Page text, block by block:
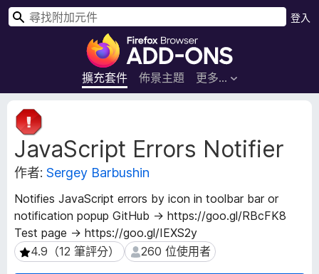
F
r
e
x
瀏
器
附
加
元
件
擴充套件 佈景主題 更多…
登入
搜
JavaScript Errors Notifier
作者: Sergey Barbushin
Notifies JavaScript errors by icon in toolbar bar or
notification popup GitHub → https://goo.gl/RBcFK8
Test page → https://goo.gl/IEXS2y
4.9（12 筆評分）
4.9（12 筆評分） 260 位使用者
260 位使用者
擴
充
套
件
後
資
料